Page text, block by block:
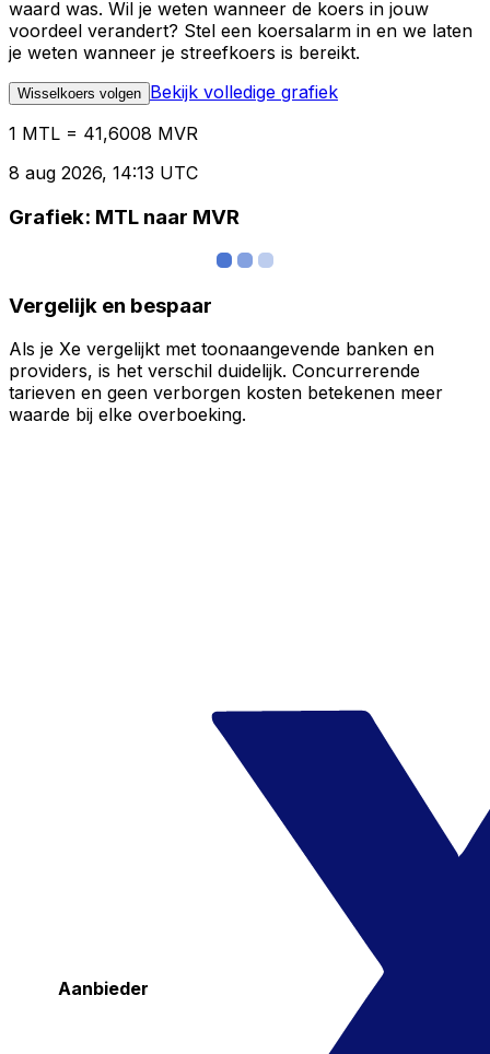
waard was. Wil je weten wanneer de koers in jouw
voordeel verandert? Stel een koersalarm in en we laten
je weten wanneer je streefkoers is bereikt.
Wisselkoers volgen Bekijk volledige grafiek
1 MTL = 41,6008 MVR
8 aug 2026, 14:13 UTC
Grafiek: MTL naar MVR
Vergelijk en bespaar
Als je Xe vergelijkt met toonaangevende banken en
providers, is het verschil duidelijk. Concurrerende
tarieven en geen verborgen kosten betekenen meer
waarde bij elke overboeking.
Aanbieder